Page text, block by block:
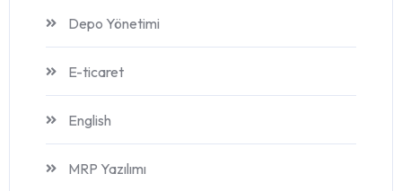
Depo Yönetimi
E-ticaret
English
MRP Yazılımı